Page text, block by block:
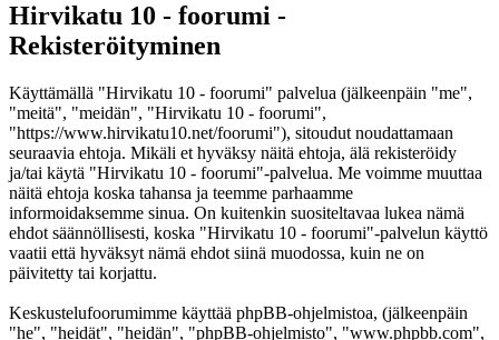
Hirvikatu 10 - foorumi -
Rekisteröityminen
Käyttämällä "Hirvikatu 10 - foorumi" palvelua (jälkeenpäin "me",
"meitä", "meidän", "Hirvikatu 10 - foorumi",
"https://www.hirvikatu10.net/foorumi"), sitoudut noudattamaan
seuraavia ehtoja. Mikäli et hyväksy näitä ehtoja, älä rekisteröidy
ja/tai käytä "Hirvikatu 10 - foorumi"-palvelua. Me voimme muuttaa
näitä ehtoja koska tahansa ja teemme parhaamme
informoidaksemme sinua. On kuitenkin suositeltavaa lukea nämä
ehdot säännöllisesti, koska "Hirvikatu 10 - foorumi"-palvelun käyttö
vaatii että hyväksyt nämä ehdot siinä muodossa, kuin ne on
päivitetty tai korjattu.
Keskustelufoorumimme käyttää phpBB-ohjelmistoa, (jälkeenpäin
"he", "heidät", "heidän", "phpBB-ohjelmisto", "www.phpbb.com",